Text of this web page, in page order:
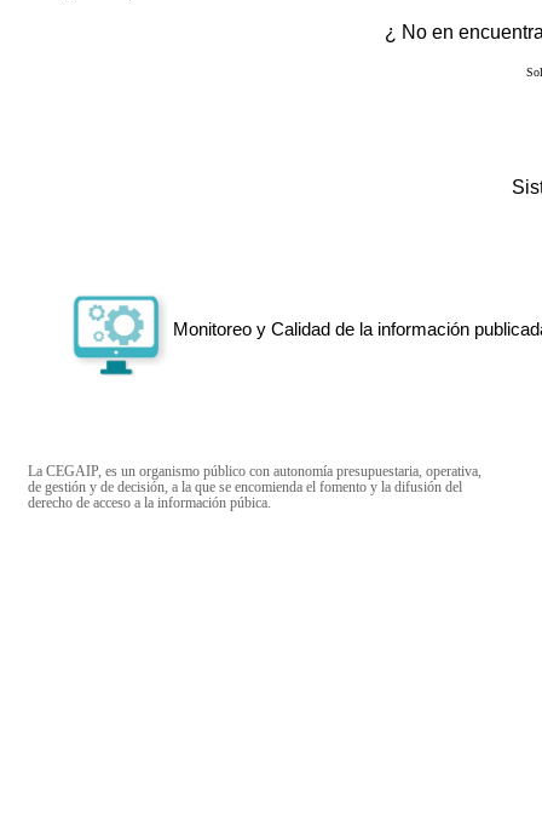
¿ No en
Monitoreo y Calidad de la información
La CEGAIP, es un organismo público con autonomía presupuestaria, operativa,
de gestión y de decisión, a la que se encomienda el fomento y la difusión del
derecho de acceso a la información púbica.